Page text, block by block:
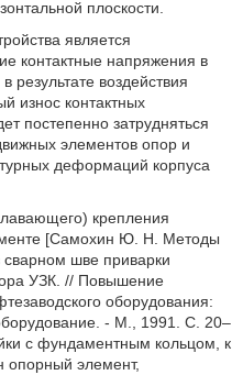
плоскости.
является
контактные напряжения в
воздействия
износ контактных
постепенно затрудняться
элементов опор и
деформаций корпуса
крепления
[Самохин Ю. Н. Методы
шве приварки
УЗК. // Повышение
оборудования:
- М., 1991. С. 20–
с фундаментным кольцом, к
опорный элемент,